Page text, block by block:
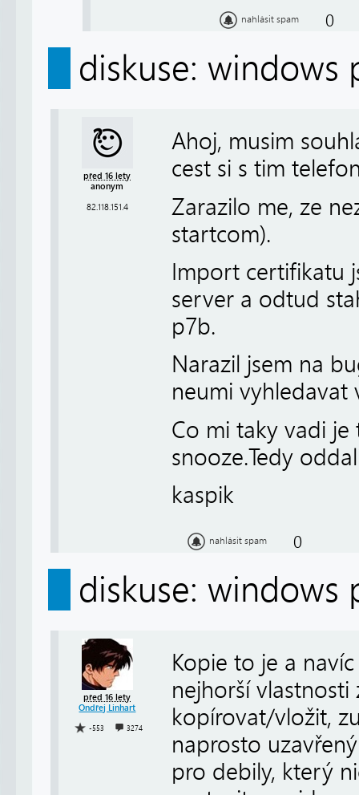
nahlásit spam 0
diskuse: windows
před 16 lety
anonym
82.118.151.4
Ahoj, musim
cest si s tim
Zarazilo me, ze
startcom).
Import certifikatu
server a odtud
p7b.
Narazil jsem na
neumi vyhledavat
Co mi taky vadi je
snooze.Tedy
kaspik
nahlásit spam 0
diskuse: windows
před 16 lety
Ondřej Linhart
-553 3274
Kopie to je a
nejhorší
kopírovat/vložit,
naprosto
pro debily, který